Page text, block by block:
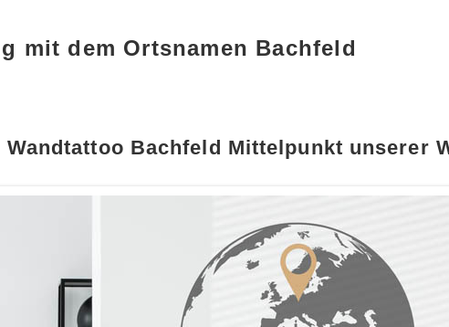
mit dem Ortsnamen Bachfeld
Wandtattoo Bachfeld Mittelpunkt unserer